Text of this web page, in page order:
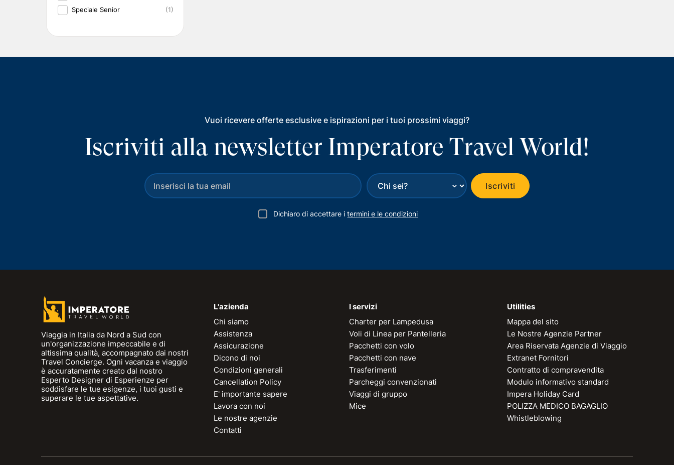
Speciale Senior
(1)
Vuoi ricevere offerte esclusive e ispirazioni per i tuoi prossimi viaggi?
Iscriviti alla newsletter Imperatore Travel World!
⌄ Iscriviti
Dichiaro di accettare itermini e le condizioni
Viaggia in Italia da Nord a Sud con
un'organizzazione impeccabile e di
altissima qualità, accompagnato dai nostri
Travel Concierge. Ogni vacanza e viaggio
è accuratamente creato dal nostro
Esperto Designer di Esperienze per
soddisfare le tue esigenze, i tuoi gusti e
superare le tue aspettative.
L'azienda
Chi siamo
Assistenza
Assicurazione
Dicono di noi
Condizioni generali
Cancellation Policy
E' importante sapere
Lavora con noi
Le nostre agenzie
Contatti
I servizi
Charter per Lampedusa
Voli di Linea per Pantelleria
Pacchetti con volo
Pacchetti con nave
Trasferimenti
Parcheggi convenzionati
Viaggi di gruppo
Mice
Utilities
Mappa del sito
Le Nostre Agenzie Partner
Area Riservata Agenzie di Viaggio
Extranet Fornitori
Contratto di compravendita
Modulo informativo standard
Impera Holiday Card
POLIZZA MEDICO BAGAGLIO
Whistleblowing